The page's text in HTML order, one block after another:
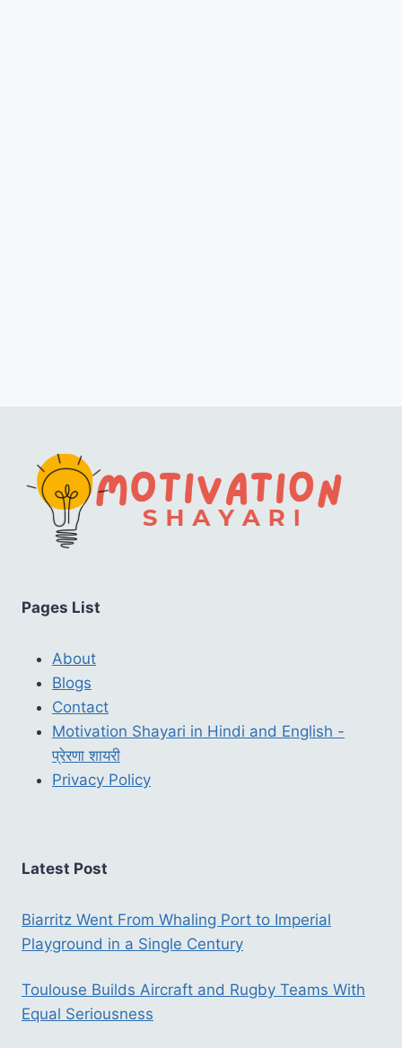
Pages List
About
Blogs
Contact
Motivation Shayari in Hindi and English -
प्रेरणा शायरी
Privacy Policy
Latest Post
Biarritz Went From Whaling Port to Imperial
Playground in a Single Century
Toulouse Builds Aircraft and Rugby Teams With
Equal Seriousness